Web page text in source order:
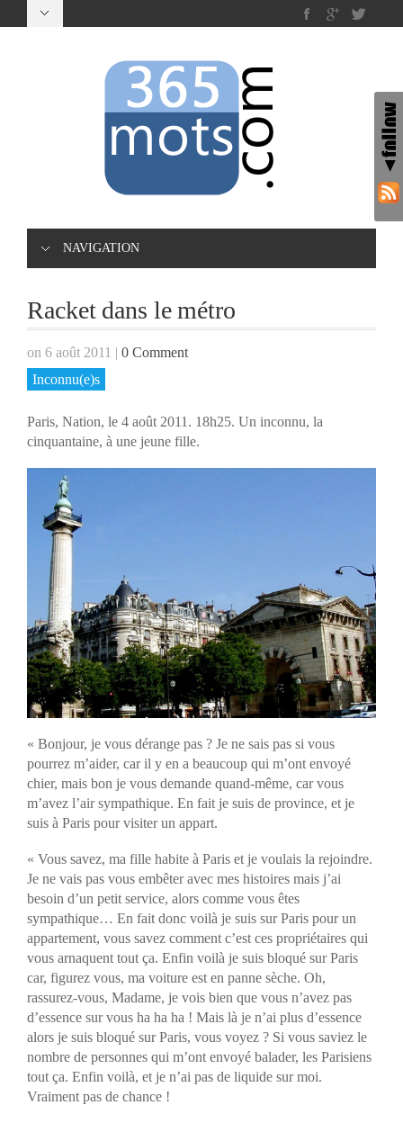
NAVIGATION
Racket dans le métro
on 6 août 2011 | 0 Comment
Inconnu(e)s
Paris, Nation, le 4 août 2011. 18h25. Un inconnu, la
cinquantaine, à une jeune fille.
« Bonjour, je vous dérange pas ? Je ne sais pas si vous
pourrez m’aider, car il y en a beaucoup qui m’ont envoyé
chier, mais bon je vous demande quand-même, car vous
m’avez l’air sympathique. En fait je suis de province, et je
suis à Paris pour visiter un appart.
« Vous savez, ma fille habite à Paris et je voulais la rejoindre.
Je ne vais pas vous embêter avec mes histoires mais j’ai
besoin d’un petit service, alors comme vous êtes
sympathique… En fait donc voilà je suis sur Paris pour un
appartement, vous savez comment c’est ces propriétaires qui
vous arnaquent tout ça. Enfin voilà je suis bloqué sur Paris
car, figurez vous, ma voiture est en panne sèche. Oh,
rassurez-vous, Madame, je vois bien que vous n’avez pas
d’essence sur vous ha ha ha ! Mais là je n’ai plus d’essence
alors je suis bloqué sur Paris, vous voyez ? Si vous saviez le
nombre de personnes qui m’ont envoyé balader, les Parisiens
tout ça. Enfin voilà, et je n’ai pas de liquide sur moi.
Vraiment pas de chance !